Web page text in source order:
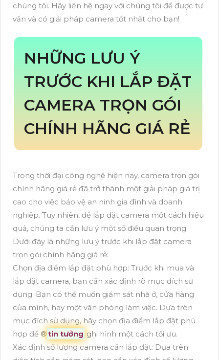
chúng tôi. Hãy liên hệ ngay với chúng tôi để được tư
vấn và có giải pháp camera tốt nhất cho bạn!
NHỮNG LƯU Ý
TRƯỚC KHI LẮP ĐẶT
CAMERA TRỌN GÓI
CHÍNH HÃNG GIÁ RẺ
Trong thời đại công nghệ hiện nay, camera trọn gói
chính hãng giá rẻ đã trở thành một giải pháp giá trị
cao cho việc bảo vệ an ninh gia đình và doanh
nghiệp. Tuy nhiên, để lắp đặt camera một cách hiệu
quả, chúng ta cần lưu ý một số điều quan trọng.
Dưới đây là những lưu ý trước khi lắp đặt camera
trọn gói chính hãng giá rẻ:
Chọn địa điểm lắp đặt phù hợp: Trước khi mua và
lắp đặt camera, bạn cần xác định rõ mục đích sử
dụng. Bạn có thể muốn giám sát nhà ở, cửa hàng
của mình, hay một văn phòng làm việc. Dựa trên
mục đích sử dụng, hãy chọn địa điểm lắp đặt phù
hợp để ®️tin tưởng ghi hình một cách tối ưu.
Xác định số lượng camera cần lắp đặt: Dựa trên